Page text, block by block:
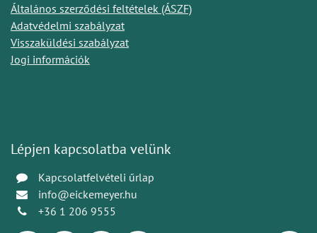
Általános szerződési feltételek (ÁSZF)
Adatvédelmi szabályzat
Visszaküldési szabályzat
Jogi információk
Lépjen kapcsolatba velünk
Kapcsolatfelvételi űrlap
info@eickemeyer.hu
+36 1 206 9555